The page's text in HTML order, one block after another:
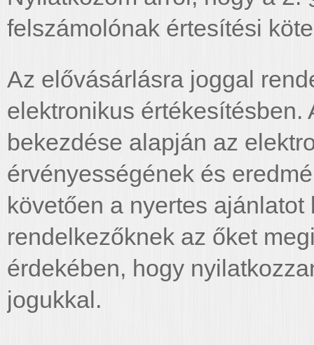
felszámolónak értesítési
Az elővásárlásra joggal
elektronikus értékesítésben.
bekezdése alapján az
érvényességének és
követően a nyertes
rendelkezőknek az őket
érdekében, hogy
jogukkal.